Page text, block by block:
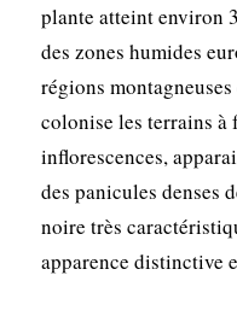
plante atteint environ
des zones humides
régions
colonise les terrains à
inflorescences,
des panicules denses
noire très
apparence distinctive